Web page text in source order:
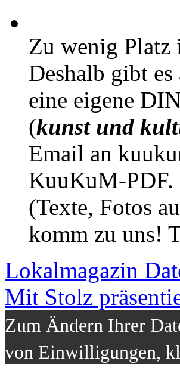
Zu wenig Platz
Deshalb gibt
eine eigene
(kunst und
Email an
KuuKuM-PDF.
(Texte, Fotos
komm zu uns!
Lokalmagazin
Mit Stolz
Zum Ändern Ihrer
von Einwilligungen,